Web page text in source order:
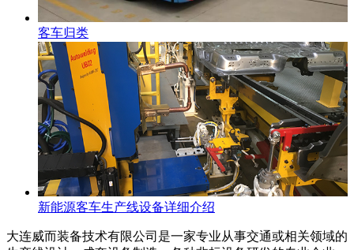
客车归类
新能源客车生产线设备详细介绍
大连威而装备技术有限公司是一家专业从事交通或相关领域的